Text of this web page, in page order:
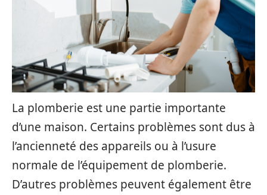
La plomberie est une partie importante
d’une maison. Certains problèmes sont dus à
l’ancienneté des appareils ou à l’usure
normale de l’équipement de plomberie.
D’autres problèmes peuvent également être